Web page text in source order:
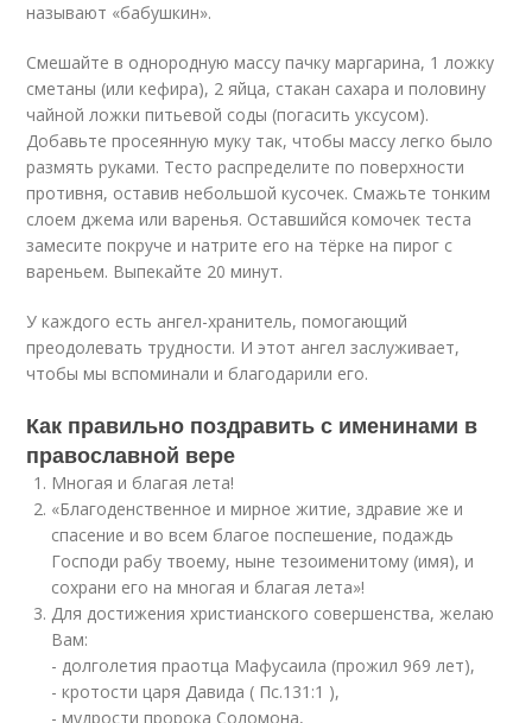
называют «бабушкин».
Смешайте в однородную массу пачку маргарина, 1 ложку
сметаны (или кефира), 2 яйца, стакан сахара и половину
чайной ложки питьевой соды (погасить уксусом).
Добавьте просеянную муку так, чтобы массу легко было
размять руками. Тесто распределите по поверхности
противня, оставив небольшой кусочек. Смажьте тонким
слоем джема или варенья. Оставшийся комочек теста
замесите покруче и натрите его на тёрке на пирог с
вареньем. Выпекайте 20 минут.
У каждого есть ангел-хранитель, помогающий
преодолевать трудности. И этот ангел заслуживает,
чтобы мы вспоминали и благодарили его.
Как правильно поздравить с именинами в
православной вере
Многая и благая лета!
«Благоденственное и мирное житие, здравие же и
спасение и во всем благое поспешение, подаждь
Господи рабу твоему, ныне тезоименитому (имя), и
сохрани его на многая и благая лета»!
Для достижения христианского совершенства, желаю
Вам:
- долголетия праотца Мафусаила (прожил 969 лет),
- кротости царя Давида ( Пс.131:1 ),
- мудрости пророка Соломона,